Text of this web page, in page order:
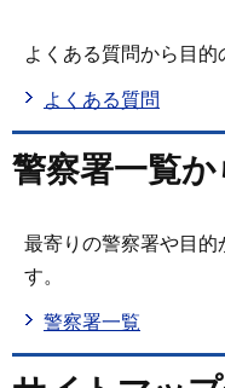
よくある質問から目的
よくある質問
警察署一覧
最寄りの警察署や目的
す。
警察署一覧